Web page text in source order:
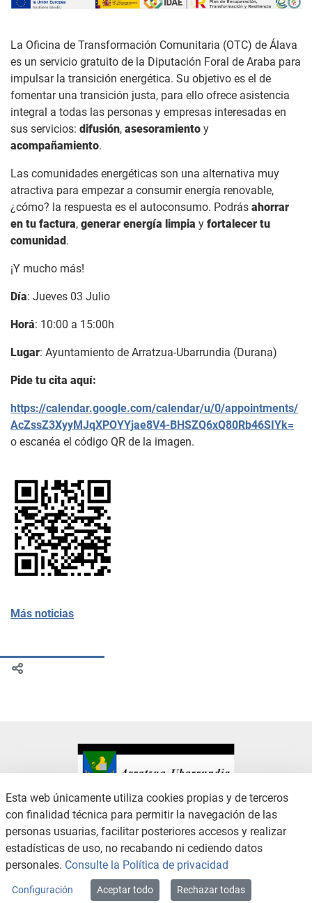
La Oficina de Transformación Comunitaria (OTC) de Álava
es un servicio gratuito de la Diputación Foral de Araba para
impulsar la transición energética. Su objetivo es el de
fomentar una transición justa, para ello ofrece asistencia
integral a todas las personas y empresas interesadas en
sus servicios: difusión, asesoramiento y
acompañamiento.
Las comunidades energéticas son una alternativa muy
atractiva para empezar a consumir energía renovable,
¿cómo? la respuesta es el autoconsumo. Podrás ahorrar
en tu factura, generar energía limpia y fortalecer tu
comunidad .
¡Y mucho más!
Día: Jueves 03 Julio
Horá: 10:00 a 15:00h
Lugar: Ayuntamiento de Arratzua-Ubarrundia (Durana)
Pide tu cita aquí:
https://calendar.google.com/calendar/u/0/appointments/
AcZssZ3XyyMJqXPOYYjae8V4-BHSZQ6xQ80Rb46SIYk=
o escanéa el código QR de la imagen.
Más noticias
CONTACTO
AVISO LEGAL
CANAL DE DENUNCIAS
POLÍTICA DE PRIVACIDAD
POLÍTICA DE COOKIES
ACCESIBILIDAD
Copyright © 2026 / Excmo. arratzua | Todos los derechos reservados.
Esta web únicamente utiliza cookies propias y de terceros
con finalidad técnica para permitir la navegación de las
personas usuarias, facilitar posteriores accesos y realizar
estadísticas de uso, no recabando ni cediendo datos
personales. Consulte la Política de privacidad
Configuración Aceptar todo Rechazar todas